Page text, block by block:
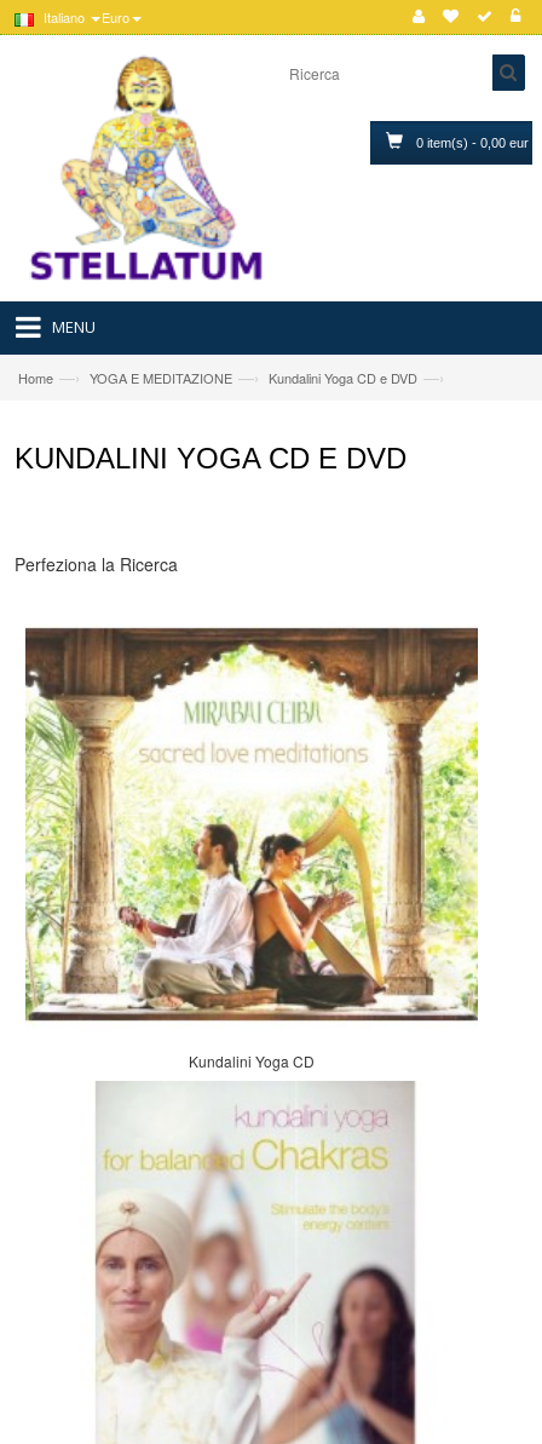
Italiano Euro
0 item(s) - 0,00 eur
MENU
Home —› YOGA E MEDITAZIONE —› Kundalini Yoga CD e DVD —›
KUNDALINI YOGA CD E DVD
Perfeziona la Ricerca
Kundalini Yoga CD